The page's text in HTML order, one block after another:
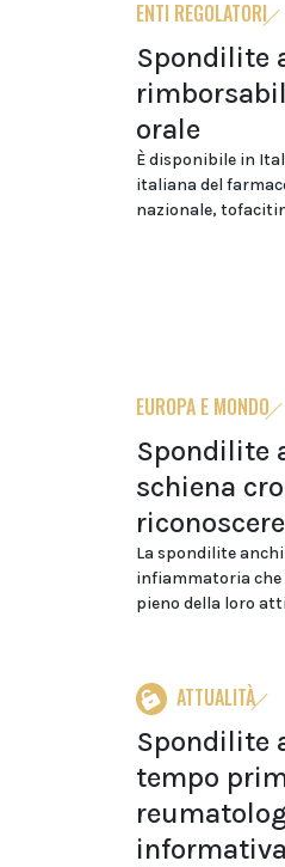
ENTI REGOLATORI
Spondilite
orale
È disponibile in
italiana del
nazionale,
EUROPA E MONDO
Spondilite
schiena
La spondilite
infiammatoria
pieno della loro
ATTUALITÀ
Spondilite
tempo
informativa